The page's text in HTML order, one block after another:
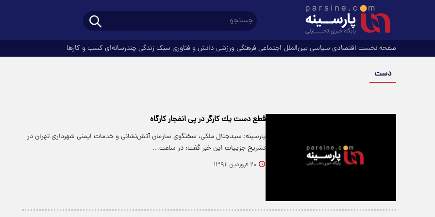
صفحه نخست اقتصادی سیاسی بین‌الملل اجتماعی فرهنگیورزشی دانش و فناوری سبک زندگیچندرسانه‌ای کسب و کارها
دست
قطع دست یك كارگر در پی انفجار كارگاه
پارسینه: سیدجلال ملكی، سخنگوی سازمان آتش‌نشانی و خدمات ایمنی شهرداری تهران در
تشریح جزییات این خبر گفت: در ساعت…
۲۰ فروردین ۱۳۹۲